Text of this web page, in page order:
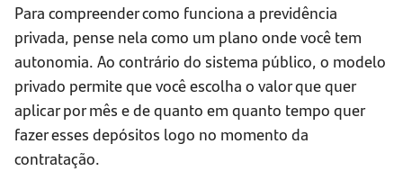
Para compreender como funciona a previdência
privada, pense nela como um plano onde você tem
autonomia. Ao contrário do sistema público, o modelo
privado permite que você escolha o valor que quer
aplicar por mês e de quanto em quanto tempo quer
fazer esses depósitos logo no momento da
contratação.